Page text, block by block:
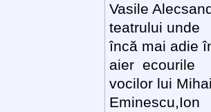
Vasile
teatrului unde
încă mai adie
aier ecourile
vocilor lui
Eminescu,Ion